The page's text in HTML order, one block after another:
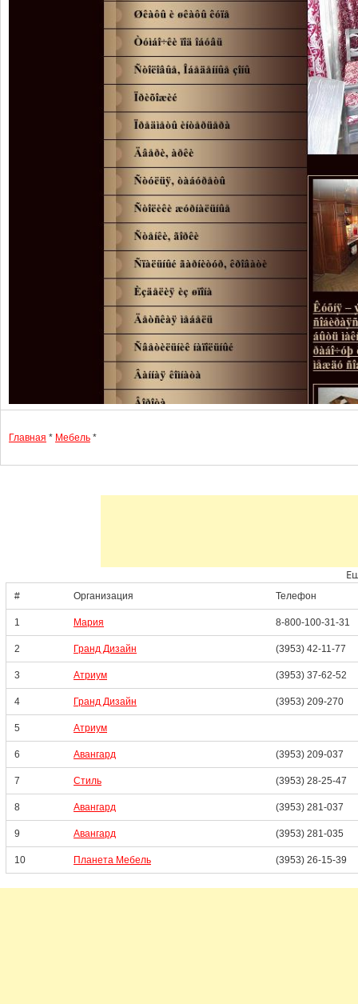
Главная * Мебель *
# Организация Телефон
1 Мария 8-800-100-31-31
2 Гранд Дизайн (3953) 42-11-77
3 Атриум (3953) 37-62-52
4 Гранд Дизайн (3953) 209-270
5 Атриум
6 Авангард (3953) 209-037
7 Стиль (3953) 28-25-47
8 Авангард (3953) 281-037
9 Авангард (3953) 281-035
10 Планета Мебель (3953) 26-15-39